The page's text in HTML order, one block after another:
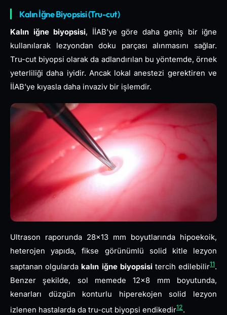
Kalın İğne Biyopsisi (Tru-cut)
Kalın iğne biyopsisi, İİAB’ye göre daha geniş bir iğne
kullanılarak lezyondan doku parçası alınmasını sağlar.
Tru-cut biyopsi olarak da adlandırılan bu yöntemde, örnek
yeterliliği daha iyidir. Ancak lokal anestezi gerektiren ve
İİAB’ye kıyasla daha invaziv bir işlemdir.
Ultrason raporunda 28×13 mm boyutlarında hipoekoik,
heterojen yapıda, fikse görünümlü solid kitle lezyon
saptanan olgularda kalın iğne biyopsisitercih edilebilir11.
Benzer şekilde, sol memede 12×8 mm boyutunda,
kenarları düzgün konturlu hiperekojen solid lezyon
izlenen hastalarda da tru-cut biyopsi endikedir12.